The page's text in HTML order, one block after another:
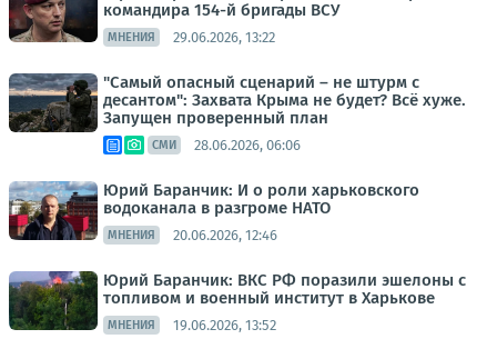
командира 154-й бригады ВСУ
МНЕНИЯ 29.06.2026, 13:22
"Самый опасный сценарий – не штурм с
десантом": Захвата Крыма не будет? Всё хуже.
Запущен проверенный план
СМИ 28.06.2026, 06:06
Юрий Баранчик: И о роли харьковского
водоканала в разгроме НАТО
МНЕНИЯ 20.06.2026, 12:46
Юрий Баранчик: ВКС РФ поразили эшелоны с
топливом и военный институт в Харькове
МНЕНИЯ 19.06.2026, 13:52